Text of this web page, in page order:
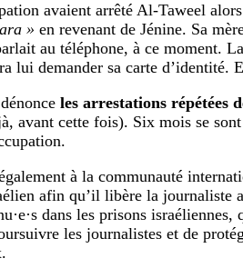
avaient arrêté Al-Taweel
» en revenant de Jénine. Sa
au téléphone, à ce moment.
lui demander sa carte d’identité.
les arrestations répétées
avant cette fois). Six mois se
à la communauté
afin qu’il libère la journaliste
dans les prisons
les journalistes et de